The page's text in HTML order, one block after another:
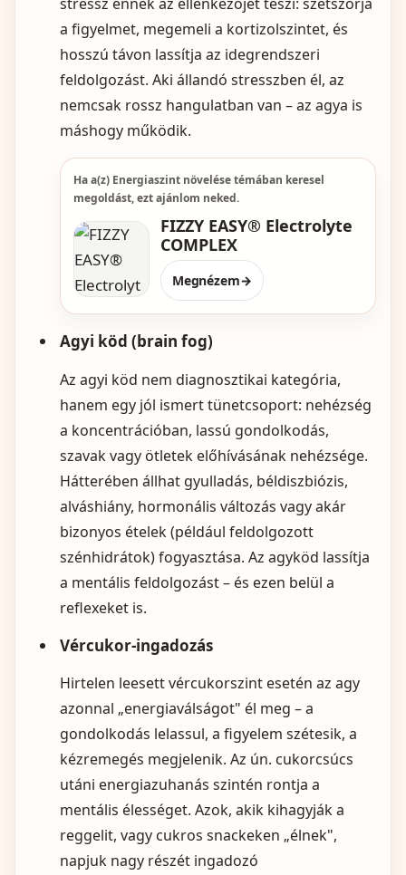
stressz ennek az ellenkezőjét teszi: szétszórja
a figyelmet, megemeli a kortizolszintet, és
hosszú távon lassítja az idegrendszeri
feldolgozást. Aki állandó stresszben él, az
nemcsak rossz hangulatban van – az agya is
máshogy működik.
Ha a(z) Energiaszint növelése témában keresel
megoldást, ezt ajánlom neked.
FIZZY EASY® Electrolyte
COMPLEX
Megnézem→
Agyi köd (brain fog)
Az agyi köd nem diagnosztikai kategória,
hanem egy jól ismert tünetcsoport: nehézség
a koncentrációban, lassú gondolkodás,
szavak vagy ötletek előhívásának nehézsége.
Hátterében állhat gyulladás, béldiszbiózis,
alváshiány, hormonális változás vagy akár
bizonyos ételek (például feldolgozott
szénhidrátok) fogyasztása. Az agyköd lassítja
a mentális feldolgozást – és ezen belül a
reflexeket is.
Vércukor-ingadozás
Hirtelen leesett vércukorszint esetén az agy
azonnal „energiaválságot" él meg – a
gondolkodás lelassul, a figyelem szétesik, a
kézremegés megjelenik. Az ún. cukorcsúcs
utáni energiazuhanás szintén rontja a
mentális élességet. Azok, akik kihagyják a
reggelit, vagy cukros snackeken „élnek",
napjuk nagy részét ingadozó